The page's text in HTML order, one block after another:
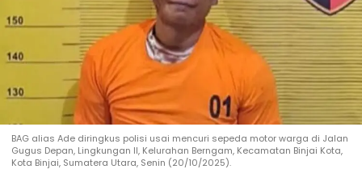
BAG alias Ade diringkus polisi usai mencuri sepeda motor warga di Jalan
Gugus Depan, Lingkungan II, Kelurahan Berngam, Kecamatan Binjai Kota,
Kota Binjai, Sumatera Utara, Senin (20/10/2025).